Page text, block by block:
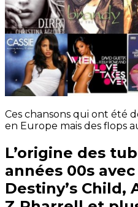
Ces chansons qui ont été
en Europe mais des flops
L’origine des
années 00s
Destiny’s Child,